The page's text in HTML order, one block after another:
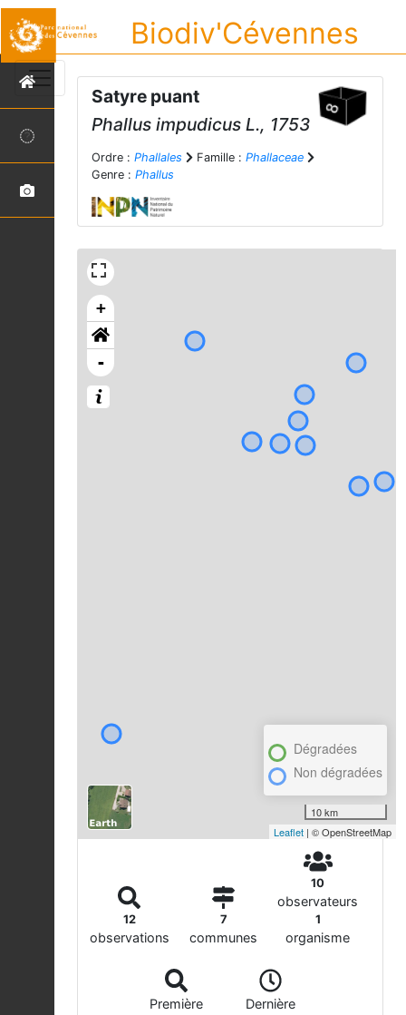
Biodiv'Cévennes
Satyre puant
Phallus impudicus L., 1753
Ordre : Phallales Famille : Phallaceae
Genre : Phallus
+
-
Dégradées
Non dégradées
10 km
Leaflet | © OpenStreetMap
12
observations
7
communes
10
observateurs
1
organisme
Première
Dernière